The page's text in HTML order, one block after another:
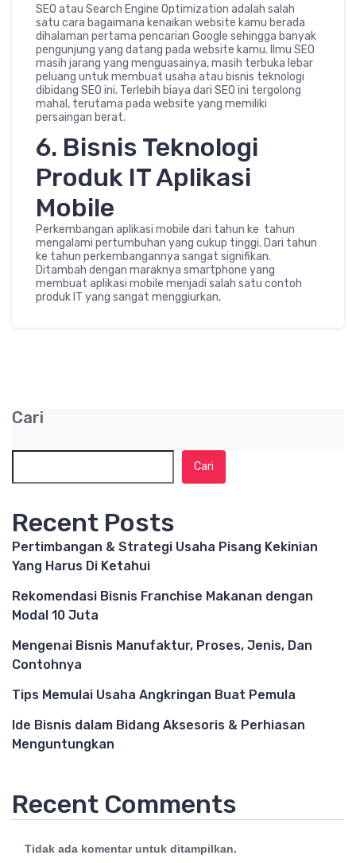
SEO atau Search Engine Optimization adalah salah
satu cara bagaimana kenaikan website kamu berada
dihalaman pertama pencarian Google sehingga banyak
pengunjung yang datang pada website kamu. Ilmu SEO
masih jarang yang menguasainya, masih terbuka lebar
peluang untuk membuat usaha atau bisnis teknologi
dibidang SEO ini. Terlebih biaya dari SEO ini tergolong
mahal, terutama pada website yang memiliki
persaingan berat.
6. Bisnis Teknologi
Produk IT Aplikasi
Mobile
Perkembangan aplikasi mobile dari tahun ke tahun
mengalami pertumbuhan yang cukup tinggi. Dari tahun
ke tahun perkembangannya sangat signifikan.
Ditambah dengan maraknya smartphone yang
membuat aplikasi mobile menjadi salah satu contoh
produk IT yang sangat menggiurkan,
Cari
Cari
Recent Posts
Pertimbangan & Strategi Usaha Pisang Kekinian
Yang Harus Di Ketahui
Rekomendasi Bisnis Franchise Makanan dengan
Modal 10 Juta
Mengenai Bisnis Manufaktur, Proses, Jenis, Dan
Contohnya
Tips Memulai Usaha Angkringan Buat Pemula
Ide Bisnis dalam Bidang Aksesoris & Perhiasan
Menguntungkan
Recent Comments
Tidak ada komentar untuk ditampilkan.